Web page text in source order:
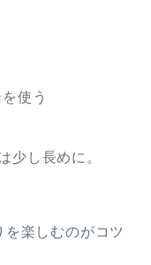
使う
少し長めに。
楽しむのがコツ